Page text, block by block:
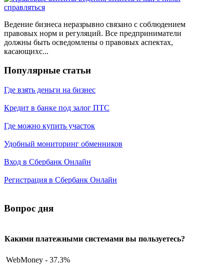
Ведение бизнеса неразрывно связано с соблюдением
правовых норм и регуляций. Все предприниматели
должны быть осведомлены о правовых аспектах,
касающихс...
Популярные статьи
Где взять деньги на бизнес
Кредит в банке под залог ПТС
Где можно купить участок
Удобный мониторинг обменников
Вход в Сбербанк Онлайн
Регистрация в Сбербанк Онлайн
Вопрос дня
Какими платежными системами вы пользуетесь?
WebMoney - 37.3%